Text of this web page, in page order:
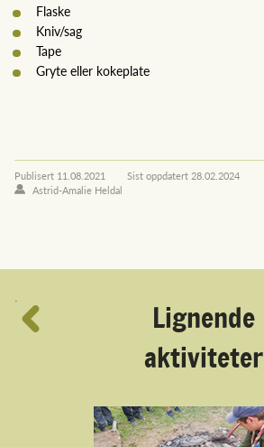
Flaske
Kniv/sag
Tape
Gryte eller kokeplate
Publisert 11.08.2021 Sist oppdatert 28.02.2024
Astrid-Amalie Heldal
´
Lignende
aktiviteter